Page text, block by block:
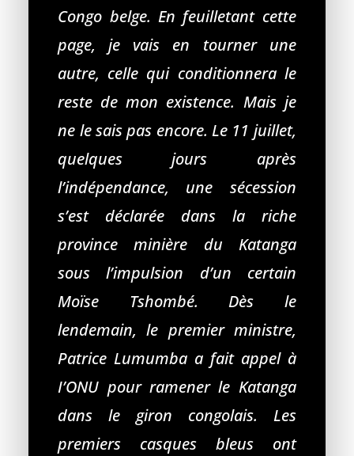
Congo belge. En feuilletant cette
page, je vais en tourner une
autre, celle qui conditionnera le
reste de mon existence. Mais je
ne le sais pas encore. Le 11 juillet,
quelques jours après
l’indépendance, une sécession
s’est déclarée dans la riche
province minière du Katanga
sous l’impulsion d’un certain
Moïse Tshombé. Dès le
lendemain, le premier ministre,
Patrice Lumumba a fait appel à
I’ONU pour ramener le Katanga
dans le giron congolais. Les
premiers casques bleus ont